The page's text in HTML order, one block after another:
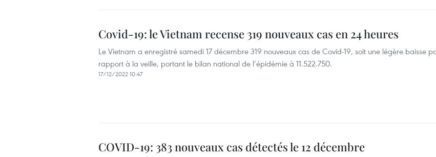
Covid-19: le Vietnam recense 319 nouveaux cas en 24 heures
Le Vietnam a enregistré samedi 17 décembre 319 nouveaux cas de Covid-19, soit une légère baisse
rapport à la veille, portant le bilan national de l’épidémie à 11.522.750.
17/12/2022 10:47
COVID-19: 383 nouveaux cas détectés le 12 décembre